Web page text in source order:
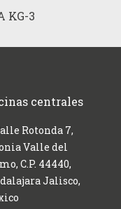
KG-3
centrales
Rotonda 7,
Valle del
C.P. 44440,
Jalisco,